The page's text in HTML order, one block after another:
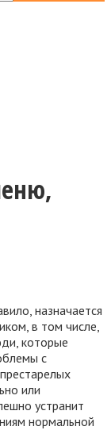
назначается
в том числе,
которые
с
или
устранит
нормальной